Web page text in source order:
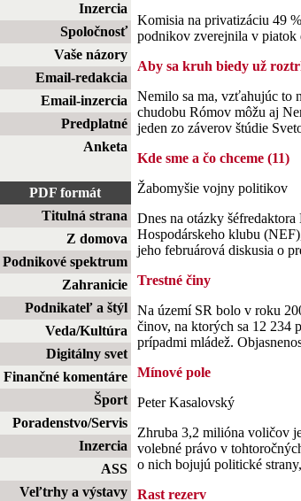
Inzercia
Spoločnosť
Vaše názory
Email-redakcia
Email-inzercia
Predplatné
Anketa
PDF formát
Titulná strana
Z domova
Podnikové spektrum
Zahranicie
Podnikateľ a štýl
Veda/Kultúra
Digitálny svet
Finančné komentáre
Šport
Poradenstvo/Servis
Inzercia
ASS
Veľtrhy a výstavy
Komisia na privatizáciu 49
podnikov zverejnila v
Aby sa kruh biedy už
Nemilo sa ma, vzťahujúc to
chudobu Rómov môžu aj
jeden zo záverov štúdie
Kde sme a čo chceme (11)
Žabomyšie vojny politikov
Dnes na otázky
Hospodárskeho klubu
jeho februárová diskusia o
Trestné činy
Na území SR bolo v roku
činov, na ktorých sa 12 234
prípadmi mládež.
Mínové pole
Peter Kasalovský
Zhruba 3,2 milióna voličov
volebné právo v
o nich bojujú politické
Rast rezerv